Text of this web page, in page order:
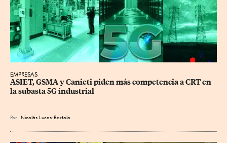
EMPRESAS
ASIET, GSMA y Canieti piden más competencia a CRT en
la subasta 5G industrial
Por Nicolás Lucas-Bartolo